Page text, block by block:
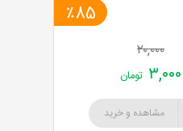
٪85
۲۰,۰۰۰
۳,۰۰۰ تومان
مشاهده و خرید